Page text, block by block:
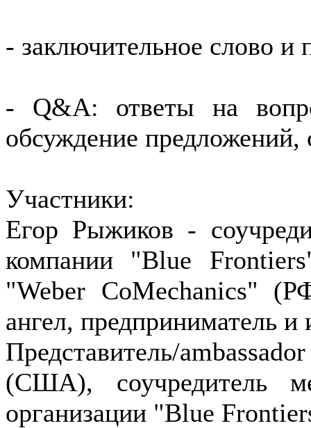
- заключительное слово и
- Q&A: ответы на
обсуждение предложений,
Участники:
Егор Рыжиков -
компании "Blue
"Weber CoMechanics"
ангел, предприниматель и
Представитель/
(США), соучредитель
организации "Blue